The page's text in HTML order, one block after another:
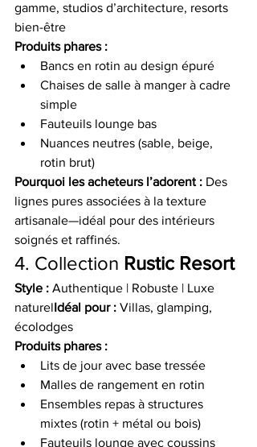
gamme, studios d’architecture, resorts
bien-être
Produits phares :
Bancs en rotin au design épuré
Chaises de salle à manger à cadre
simple
Fauteuils lounge bas
Nuances neutres (sable, beige,
rotin brut)
Pourquoi les acheteurs l’adorent : Des
lignes pures associées à la texture
artisanale—idéal pour des intérieurs
soignés et raffinés.
4. Collection Rustic Resort
Style : Authentique | Robuste | Luxe
naturelIdéal pour : Villas, glamping,
écolodges
Produits phares :
Lits de jour avec base tressée
Malles de rangement en rotin
Ensembles repas à structures
mixtes (rotin + métal ou bois)
Fauteuils lounge avec coussins